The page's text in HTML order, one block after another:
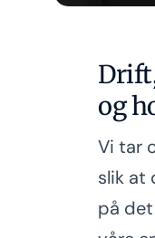
og
Vi tar
slik at
på det